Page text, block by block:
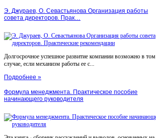
Э. Джураев, О. Севастьянова Организация работы
совета директоров. Прак…
Долгосрочное успешное развитие компании возможно в том
случае, если механизм работы ее с...
Подробнее »
Формула менеджмента. Практическое пособие
начинающего руководителя